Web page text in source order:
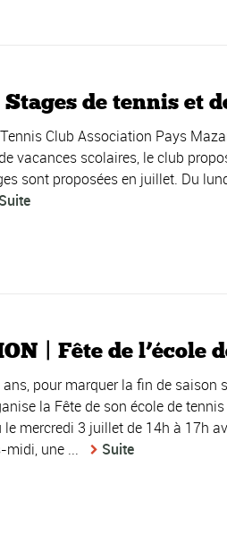
Stages de tennis et
Club Association Pays
vacances scolaires, le club
sont proposées en juillet. Du
Suite
| Fête de l’école
pour marquer la fin de saison
la Fête de son école de
le mercredi 3 juillet de 14h à 17h
midi, une ...
Suite